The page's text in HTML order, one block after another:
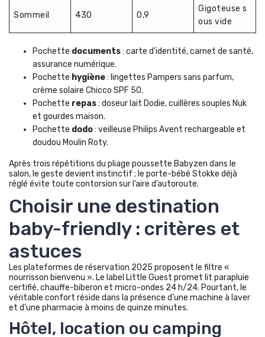
Sommeil 430 0,9
Gigoteuse s
ous vide
Pochette documents: carte d’identité, carnet de santé,
assurance numérique.
Pochette hygiène: lingettes Pampers sans parfum,
crème solaire Chicco SPF 50.
Pochette repas: doseur lait Dodie, cuillères souples Nuk
et gourdes maison.
Pochette dodo: veilleuse Philips Avent rechargeable et
doudou Moulin Roty.
Après trois répétitions du pliage poussette Babyzen dans le
salon, le geste devient instinctif ; le porte-bébé Stokke déjà
réglé évite toute contorsion sur l’aire d’autoroute.
Choisir une destination
baby-friendly : critères et
astuces
Les plateformes de réservation 2025 proposent le filtre «
nourrisson bienvenu ». Le label Little Guest promet lit parapluie
certifié, chauffe-biberon et micro-ondes 24 h/24. Pourtant, le
véritable confort réside dans la présence d’une machine à laver
et d’une pharmacie à moins de quinze minutes.
Hôtel, location ou camping